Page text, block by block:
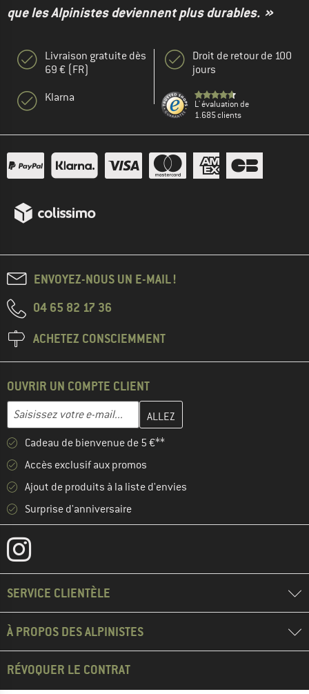
que les Alpinistes deviennent plus durables. »
Livraison gratuite dès
69 € (FR)
Klarna
Droit de retour de 100
jours
L' évaluation de
1.685 clients
ENVOYEZ-NOUS UN E-MAIL !
04 65 82 17 36
ACHETEZ CONSCIEMMENT
OUVRIR UN COMPTE CLIENT
Adresse e-mail
Entrez votre adresse e-mail ici et créez votre compte client à la
Cadeau de bienvenue de 5 €**
Accès exclusif aux promos
Ajout de produits à la liste d'envies
Surprise d'anniversaire
SERVICE CLIENTÈLE
À PROPOS DES ALPINISTES
RÉVOQUER LE CONTRAT